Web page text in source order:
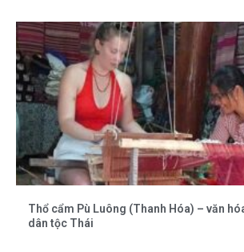
Thổ cẩm Pù Luông (Thanh Hóa) – văn
dân tộc Thái